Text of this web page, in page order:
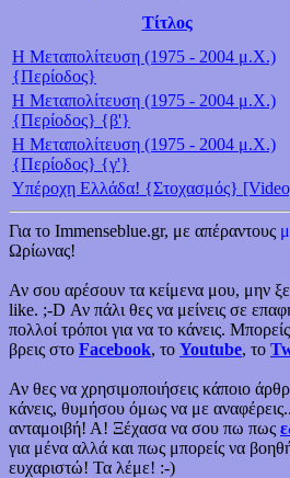
Τίτλος
Η Μεταπολίτευση (1975 - 2004 μ.Χ.)
{Περίοδος}
Η Μεταπολίτευση (1975 - 2004 μ.Χ.)
{Περίοδος} {β'}
Η Μεταπολίτευση (1975 - 2004 μ.Χ.)
{Περίοδος} {γ'}
Υπέροχη Ελλάδα! {Στοχασμός}
Για το Immenseblue.gr, με απέραντους
Ωρίωνας!
Αν σου αρέσουν τα κείμενα μου, μην
like. ;-D Αν πάλι θες να μείνεις σε
πολλοί τρόποι για να το κάνεις.
βρεις στο Facebook, το Youtube, το
Αν θες να χρησιμοποιήσεις κάποιο
κάνεις, θυμήσου όμως να με
ανταμοιβή! Α! Ξέχασα να σου πω πως
για μένα αλλά και πως μπορείς να
ευχαριστώ! Τα λέμε! :-)